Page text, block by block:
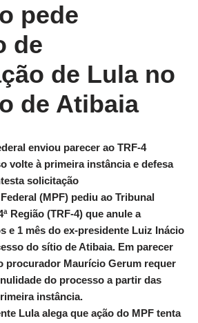
pede
de
de Lula no
de Atibaia
enviou parecer ao TRF-4
volte à primeira instância e defesa
solicitação
(MPF) pediu ao Tribunal
Região (TRF-4) que anule a
e 1 mês do ex-presidente Luiz Inácio
do sítio de Atibaia. Em parecer
procurador Maurício Gerum requer
do processo a partir das
instância.
Lula alega que ação do MPF tenta